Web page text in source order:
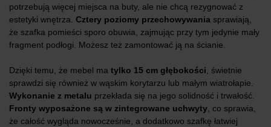
potrzebują więcej miejsca na buty, ale nie chcą rezygnować z
estetyki wnętrza. Cztery poziomy przechowywania sprawiają,
że szafka pomieści sporo obuwia, zajmując przy tym jedynie mały
fragment podłogi. Możesz też zamontować ją na ścianie.
Dzięki temu, że mebel ma tylko 15 cm głębokości , świetnie
sprawdzi się również w wąskim korytarzu lub małym wiatrołapie.
Wykonanie z metalu przekłada się na jego solidność i trwałość.
Fronty wyposażone są w zintegrowane uchwyty , co sprawia,
że całość wygląda nowocześnie, a dodatkowo szafkę łatwiej